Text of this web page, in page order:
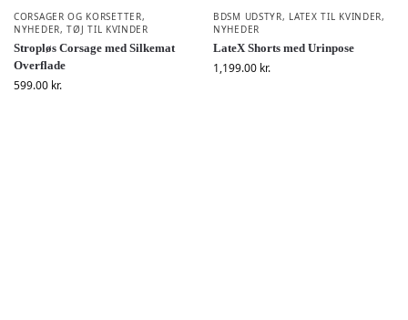
CORSAGER OG KORSETTER,
NYHEDER,TØJ TIL KVINDER
Stropløs Corsage med Silkemat
Overflade
599.00 kr.
BDSM UDSTYR, LATEX TIL KVINDER,
NYHEDER
LateX Shorts med Urinpose
1,199.00 kr.